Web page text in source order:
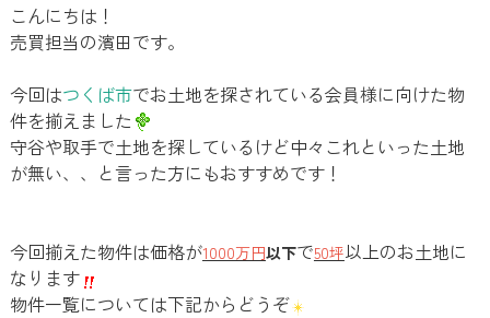
こんにちは！
売買担当の濱田です。
今回はつくば市でお土地を探されている会員様に向けた物
件を揃えました
守谷や取手で土地を探しているけど中々これといった土地
が無い、、と言った方にもおすすめです！
今回揃えた物件は価格が1000万円以下で50坪以上のお土地に
なります
物件一覧については下記からどうぞ